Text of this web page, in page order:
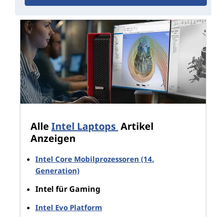
an. Lesen Sie immer die Spezifikationen
jedes PCs, den Sie in Betracht ziehen, um
sicherzustellen, dass er das hat, was Sie
wollen.
------------------------
Intel Core Prozessoren: Gaming-Leistung,
wenn Sie sie brauchen
Intel hat für seine leistungsstarke Hybrid-
Gamern. Es handelt sich um eine Innovation aus der
Mitte der 2020er Jahre, die die fortschrittlichsten Chips
verschiedene Aufgaben unterteilt – eine Gruppe von
Performance-Kernen (P-Kerne) für die
anspruchsvollsten Arbeiten und einen größeren Satz
Alle Intel Laptops Artikel
Anzeigen
Intel Core Mobilprozessoren (14.
Generation)
Intel für Gaming
Intel Evo Platform